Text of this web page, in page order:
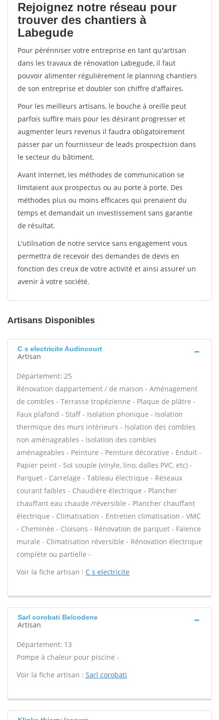
Rejoignez notre réseau pour
trouver des chantiers à
Labegude
Pour pérénniser votre entreprise en tant qu'artisan
dans les travaux de rénovation Labegude, il faut
pouvoir alimenter régulièrement le planning chantiers
de son entreprise et doubler son chiffre d'affaires.
Pour les meilleurs artisans, le bouche à oreille peut
parfois suffire mais pour les désirant progresser et
augmenter leurs revenus il faudra obligatoirement
passer par un fournisseur de leads prospectsion dans
le secteur du bâtiment.
Avant internet, les méthodes de communication se
limitaient aux prospectus ou au porte à porte. Des
méthodes plus ou moins efficaces qui prenaient du
temps et demandait un investissement sans garantie
de résultat.
L'utilisation de notre service sans engagement vous
permettra de recevoir des demandes de devis en
fonction des creux de votre activité et ainsi assurer un
avenir à votre société.
Artisans Disponibles
C s electricite Audincourt
Artisan
Département: 25
Rénovation dappartement / de maison - Aménagement
de combles - Terrasse tropézienne - Plaque de plâtre -
Faux plafond - Staff - Isolation phonique - Isolation
thermique des murs intérieurs - Isolation des combles
non aménageables - Isolation des combles
aménageables - Peinture - Peinture décorative - Enduit -
Papier peint - Sol souple (vinyle, lino, dalles PVC, etc) -
Parquet - Carrelage - Tableau électrique - Réseaux
courant faibles - Chaudière électrique - Plancher
chauffant eau chaude /réversible - Plancher chauffant
électrique - Climatisation - Entretien climatisation - VMC
- Cheminée - Cloisons - Rénovation de parquet - Faïence
murale - Climatisation réversible - Rénovation électrique
complète ou partielle -
Voir la fiche artisan : C s electricite
Sarl corobati Belcodene
Artisan
Département: 13
Pompe à chaleur pour piscine -
Voir la fiche artisan : Sarl corobati